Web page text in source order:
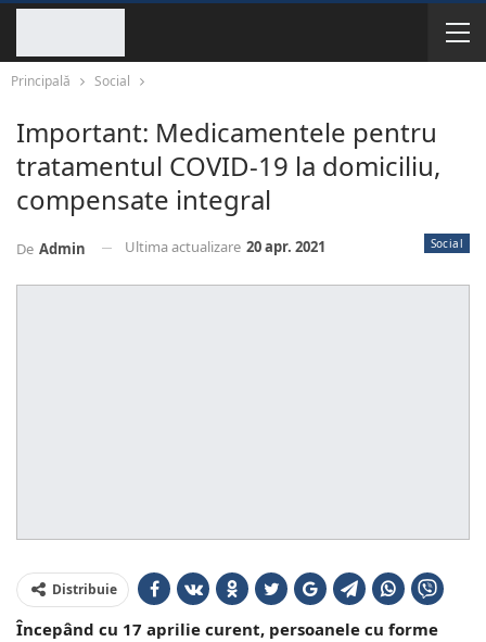
Principală Social
Important: Medicamentele pentru
tratamentul COVID-19 la domiciliu,
compensate integral
Social
De Admin Ultima actualizare 20 apr. 2021
Distribuie
Începând cu 17 aprilie curent, persoanele cu forme